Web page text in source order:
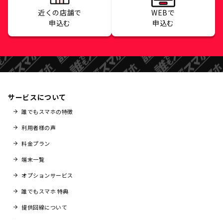
近くの店舗で
申込む
WEBで
申込む
サービスについて
誰でもスマホの特徴
利用者様の声
料金プラン
端末一覧
オプションサービス
誰でもスマホ 特典
提供回線について